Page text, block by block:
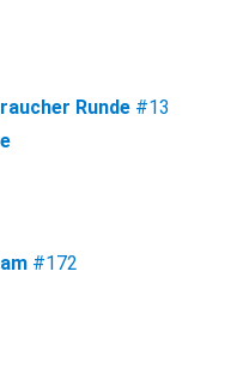
Runde #13
#172